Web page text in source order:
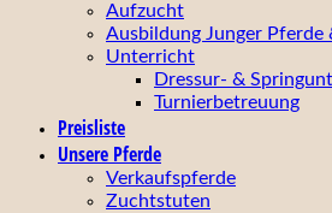
Aufzucht
Ausbildung Junger Pferde
Unterricht
Dressur- &
Turnierbetreuung
Preisliste
Unsere Pferde
Verkaufspferde
Zuchtstuten